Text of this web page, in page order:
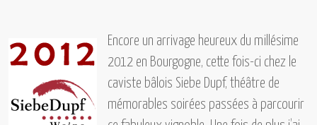
Encore un arrivage heureux du millésime
2012 en Bourgogne, cette fois-ci chez le
caviste bâlois Siebe Dupf, théâtre de
mémorables soirées passées à parcourir